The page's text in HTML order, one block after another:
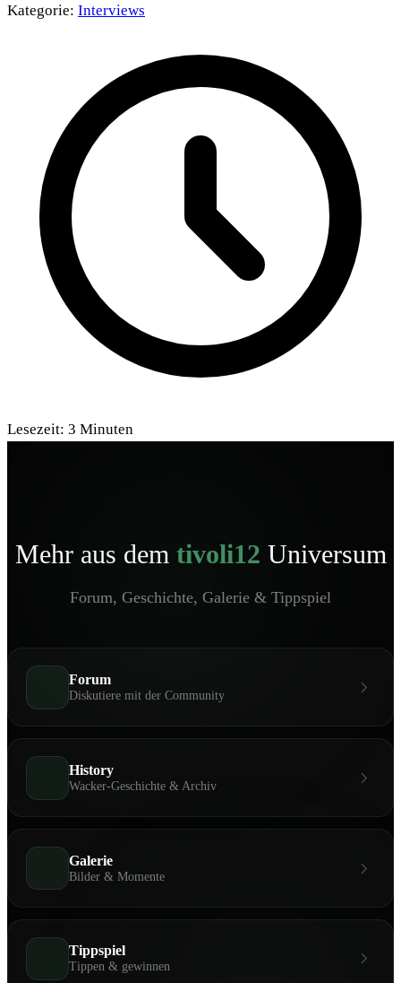
Kategorie: Interviews
Lesezeit: 3 Minuten
Mehr aus dem tivoli12 Universum
Forum, Geschichte, Galerie & Tippspiel
Forum
Diskutiere mit der Community
History
Wacker-Geschichte & Archiv
Galerie
Bilder & Momente
Tippspiel
Tippen & gewinnen